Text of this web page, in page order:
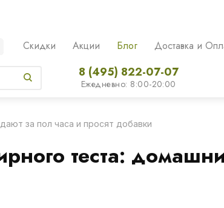
Скидки Акции Блог Доставка и
8 (495) 822-07-07
Ежедневно: 8:00-20:00
за пол часа и просят добавки
теста: